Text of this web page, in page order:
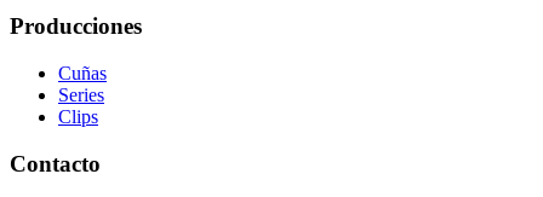
Producciones
Cuñas
Series
Clips
Contacto